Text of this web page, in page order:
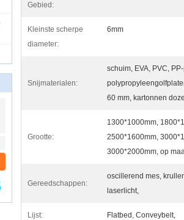
Gebied:
Kleinste scherpe
diameter:
6mm
Snijmaterialen:
schuim, EVA, PVC,
60 mm, kartonnen
Grootte:
1300*1000mm,
2500*1600mm,
3000*2000mm, op
Gereedschappen:
oscillerend mes,
laserlicht,
Lijst: Flatbed, Conveybelt,